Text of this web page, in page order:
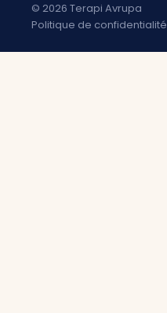
© 2026 Terapi Avrupa
Politique de confidentialité